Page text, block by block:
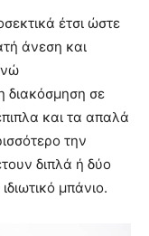
έτσι ώστε
άνεση και
διακόσμηση σε
και τα απαλά
την
διπλά ή δύο
μπάνιο.